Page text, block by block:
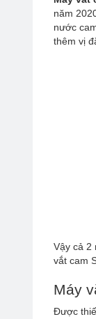
năm
nước
thêm vị
Vậy cả 2
vắt cam
Máy
Được